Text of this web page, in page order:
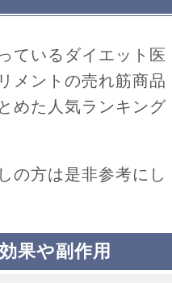
ているダイエット医
メントの売れ筋商品
めた人気ランキング
の方は是非参考にし
果や副作用